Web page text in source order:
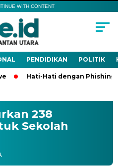
WITH CONTENT
PENDIDIKAN POLITIK
Hati-Hati dengan Phishing!
238
Sekolah